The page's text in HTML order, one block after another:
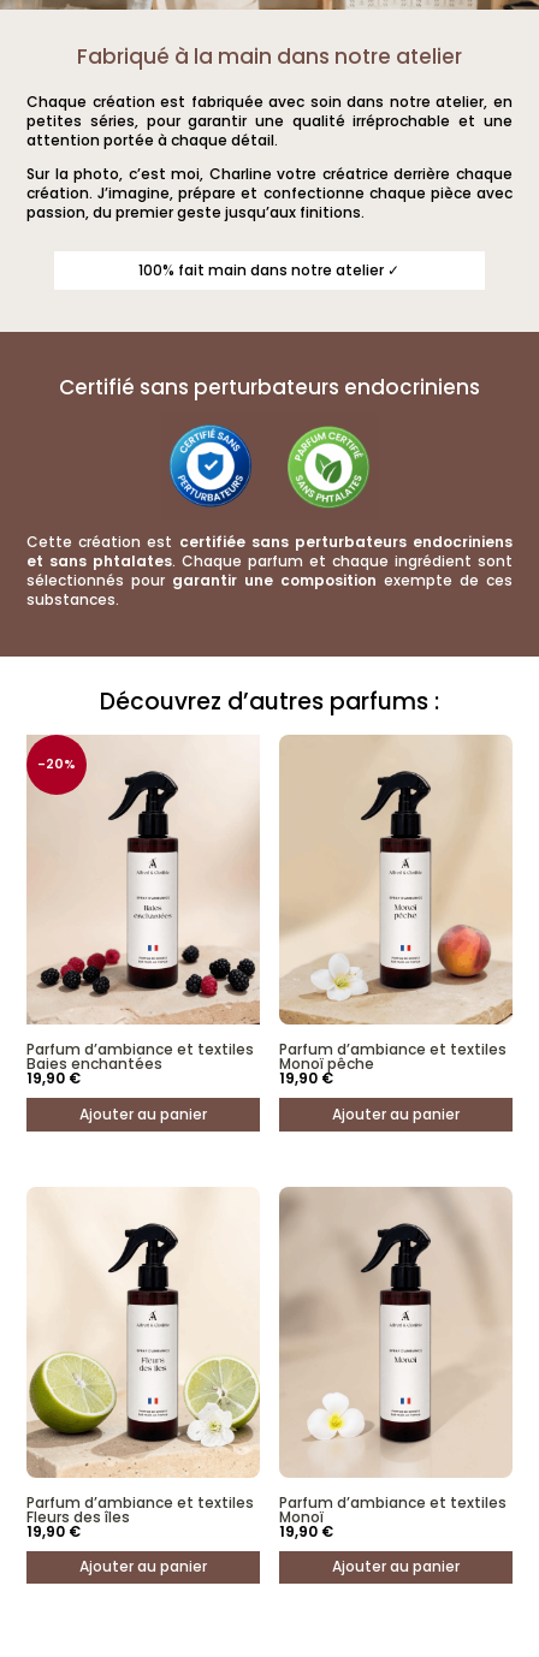
Fabriqué à la main dans notre atelier
Chaque création est fabriquée avec soin dans notre atelier, en
petites séries, pour garantir une qualité irréprochable et une
attention portée à chaque détail.
Sur la photo, c’est moi, Charline votre créatrice derrière chaque
création. J’imagine, prépare et confectionne chaque pièce avec
passion, du premier geste jusqu’aux finitions.
100% fait main dans notre atelier ✓
Certifié sans perturbateurs endocriniens
Cette création est certifiée sans perturbateurs endocriniens
et sans phtalates. Chaque parfum et chaque ingrédient sont
sélectionnés pour garantir une composition exempte de ces
substances.
Découvrez d’autres parfums :
-20%
Parfum d’ambiance et textiles
Baies enchantées
19,90 €
Ajouter au panier
Parfum d’ambiance et textiles
Monoï pêche
19,90 €
Ajouter au panier
Parfum d’ambiance et textiles
Fleurs des îles
19,90 €
Ajouter au panier
Parfum d’ambiance et textiles
Monoï
19,90 €
Ajouter au panier